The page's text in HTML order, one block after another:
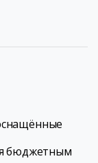
бюджетным